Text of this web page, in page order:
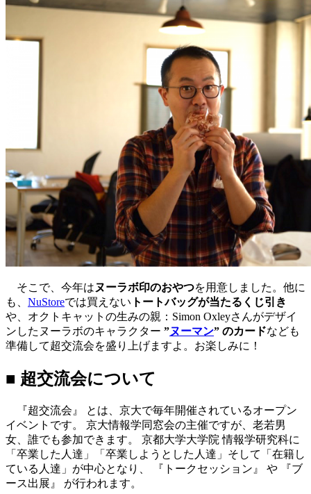
そこで、今年は ヌーラボ印のおやつを用意しました。他に
も、 NuStoreでは買えない トートバッグが当たるくじ引き
や、オクトキャットの生みの親：Simon Oxleyさんがデザイ
ンしたヌーラボのキャラクター ”ヌーマン” のカードなども
準備して超交流会を盛り上げますよ。お楽しみに！
■ 超交流会について
『超交流会』 とは、京大で毎年開催されているオープン
イベントです。 京大情報学同窓会の主催ですが、老若男
女、誰でも参加できます。 京都大学大学院 情報学研究科に
「卒業した人達」「卒業しようとした人達」そして「在籍し
ている人達」が中心となり、 『トークセッション』 や 『ブ
ース出展』 が行われます。